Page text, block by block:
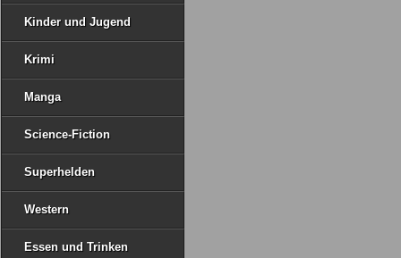
Kinder und Jugend
Krimi
Manga
Science-Fiction
Superhelden
Western
Essen und Trinken